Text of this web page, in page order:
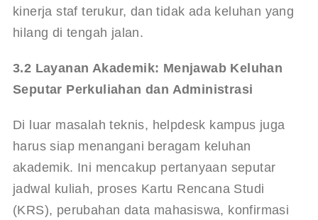
kinerja staf terukur, dan tidak ada keluhan yang
hilang di tengah jalan.
3.2 Layanan Akademik: Menjawab Keluhan
Seputar Perkuliahan dan Administrasi
Di luar masalah teknis, helpdesk kampus juga
harus siap menangani beragam keluhan
akademik. Ini mencakup pertanyaan seputar
jadwal kuliah, proses Kartu Rencana Studi
(KRS), perubahan data mahasiswa, konfirmasi